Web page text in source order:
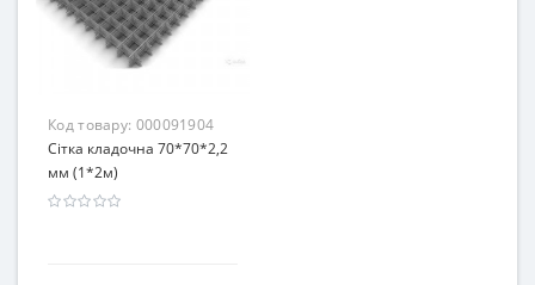
Код товару: 000091904
Сітка кладочна 70*70*2,2
мм (1*2м)